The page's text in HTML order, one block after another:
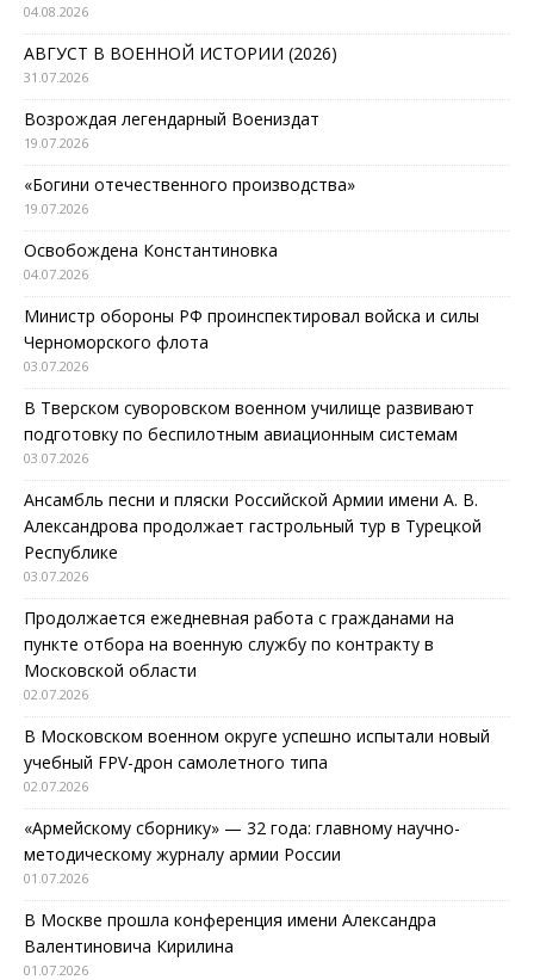
04.08.2026
АВГУСТ В ВОЕННОЙ ИСТОРИИ (2026)
31.07.2026
Возрождая легендарный Воениздат
19.07.2026
«Богини отечественного производства»
19.07.2026
Освобождена Константиновка
04.07.2026
Министр обороны РФ проинспектировал войска и силы
Черноморского флота
03.07.2026
В Тверском суворовском военном училище развивают
подготовку по беспилотным авиационным системам
03.07.2026
Ансамбль песни и пляски Российской Армии имени А. В.
Александрова продолжает гастрольный тур в Турецкой
Республике
03.07.2026
Продолжается ежедневная работа с гражданами на
пункте отбора на военную службу по контракту в
Московской области
02.07.2026
В Московском военном округе успешно испытали новый
учебный FPV-дрон самолетного типа
02.07.2026
«Армейскому сборнику» — 32 года: главному научно-
методическому журналу армии России
01.07.2026
В Москве прошла конференция имени Александра
Валентиновича Кирилина
01.07.2026